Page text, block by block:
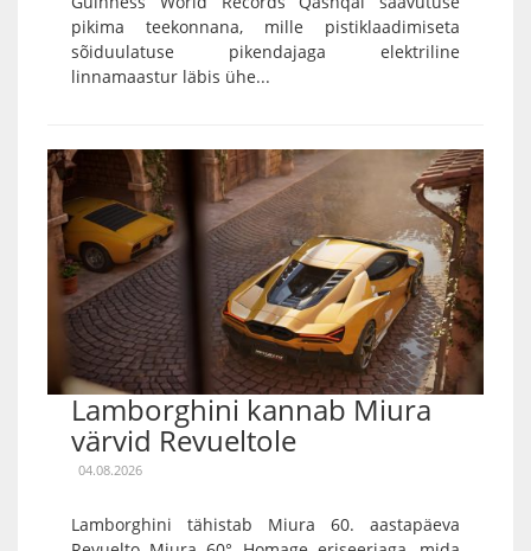
pikima teekonnana, mille pistiklaadimiseta
sõiduulatuse pikendajaga elektriline
linnamaastur läbis ühe...
Lamborghini kannab Miura
värvid Revueltole
04.08.2026
Lamborghini tähistab Miura 60. aastapäeva